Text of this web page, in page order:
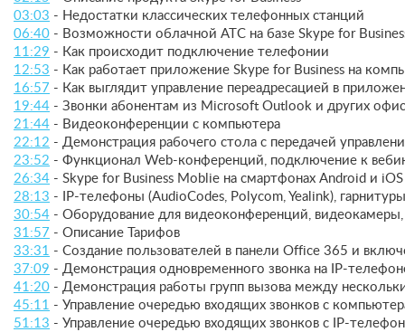
03:03 - Недостатки классических телефонных станций
06:40 - Возможности облачной АТС на базе Skype for
11:29 - Как происходит подключение телефонии
12:53 - Как работает приложение Skype for Business на
16:57 - Как выглядит управление переадресацией в
19:44 - Звонки абонентам из Microsoft Outlook и других
21:44 - Видеоконференции с компьютера
22:12 - Демонстрация рабочего стола с передачей
23:52 - Функционал Web-конференций, подключение к
26:34 - Skype for Business Moblie на смартфонах Android и iOS
28:13 - IP-телефоны (AudioCodes, Polycom, Yealink),
30:54 - Оборудование для видеоконференций,
31:57 - Описание Тарифов
33:31 - Создание пользователей в панели Office 365 и
37:09 - Демонстрация одновременного звонка на IP-
41:20 - Демонстрация работы групп вызова между
45:11 - Управление очередью входящих звонков с
51:13 - Управление очередью входящих звонков с IP-